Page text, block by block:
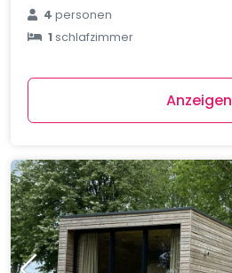
4personen
1schlafzimmer
Anzeigen